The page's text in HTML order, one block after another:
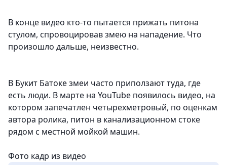
В конце видео кто-то пытается прижать питона
стулом, спровоцировав змею на нападение. Что
произошло дальше, неизвестно.
В Букит Батоке змеи часто приползают туда, где
есть люди. В марте на YouTube появилось видео, на
котором запечатлен четырехметровый, по оценкам
автора ролика, питон в канализационном стоке
рядом с местной мойкой машин.
Фото кадр из видео